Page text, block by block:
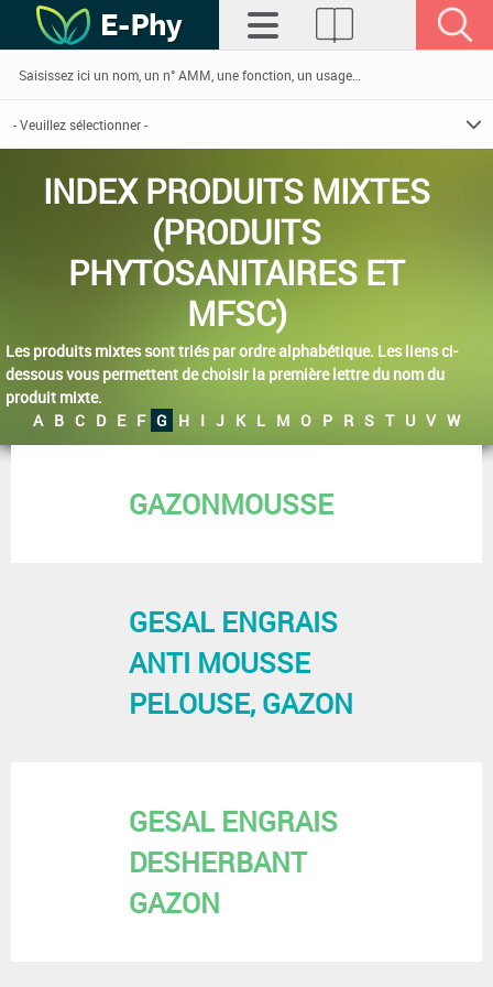
INDEX PRODUITS MIXTES
(PRODUITS
PHYTOSANITAIRES ET
MFSC)
Les produits mixtes sont triés par ordre alphabétique. Les liens ci-
dessous vous permettent de choisir la première lettre du nom du
produit mixte.
A B C D E F G H I J K L M O P R S T U V W
GAZONMOUSSE
GESAL ENGRAIS
ANTI MOUSSE
PELOUSE, GAZON
GESAL ENGRAIS
DESHERBANT
GAZON